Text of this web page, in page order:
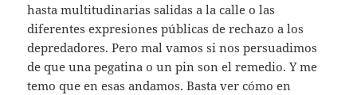
hasta multitudinarias salidas a la calle o las
diferentes expresiones públicas de rechazo a los
depredadores. Pero mal vamos si nos persuadimos
de que una pegatina o un pin son el remedio. Y me
temo que en esas andamos. Basta ver cómo en